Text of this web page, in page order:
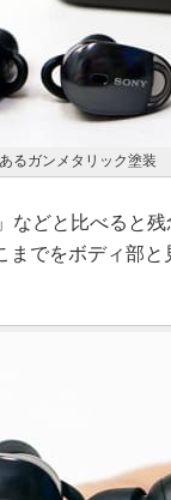
るガンメタリック塗装
どと比べると残
までをボディ部